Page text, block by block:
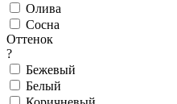
Олива
Сосна
Оттенок
?
Бежевый
Белый